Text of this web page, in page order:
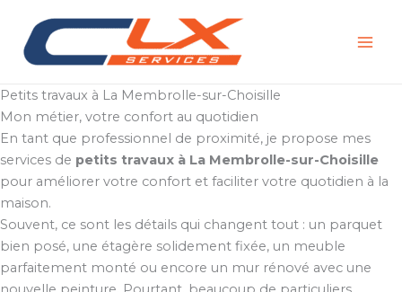
contenu
Petits travaux à La Membrolle-sur-Choisille
Mon métier, votre confort au quotidien
En tant que professionnel de proximité, je propose mes
services de petits travaux à La Membrolle-sur-Choisille
pour améliorer votre confort et faciliter votre quotidien à la
maison.
Souvent, ce sont les détails qui changent tout : un parquet
bien posé, une étagère solidement fixée, un meuble
parfaitement monté ou encore un mur rénové avec une